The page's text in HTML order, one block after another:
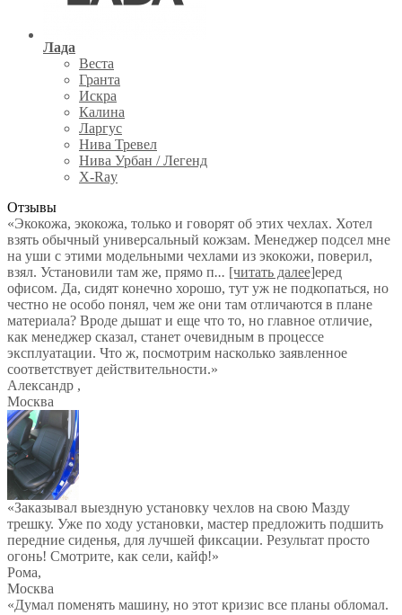
Лада
Веста
Гранта
Искра
Калина
Ларгус
Нива Тревел
Нива Урбан / Легенд
X-Ray
Отзывы
«Экокожа, экокожа, только и говорят об этих чехлах. Хотел
взять обычный универсальный кожзам. Менеджер подсел мне
на уши с этими модельными чехлами из экокожи, поверил,
взял. Установили там же, прямо п... [читать далее]еред
офисом. Да, сидят конечно хорошо, тут уж не подкопаться, но
честно не особо понял, чем же они там отличаются в плане
материала? Вроде дышат и еще что то, но главное отличие,
как менеджер сказал, станет очевидным в процессе
эксплуатации. Что ж, посмотрим насколько заявленное
соответствует действительности.»
Александр ,
Москва
«Заказывал выездную установку чехлов на свою Мазду
трешку. Уже по ходу установки, мастер предложить подшить
передние сиденья, для лучшей фиксации. Результат просто
огонь! Смотрите, как сели, кайф!»
Рома,
Москва
«Думал поменять машину, но этот кризис все планы обломал.